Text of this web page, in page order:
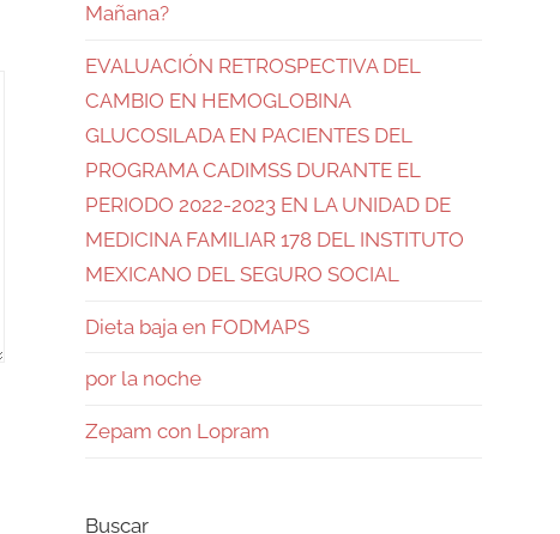
Mañana?
EVALUACIÓN RETROSPECTIVA DEL
CAMBIO EN HEMOGLOBINA
GLUCOSILADA EN PACIENTES DEL
PROGRAMA CADIMSS DURANTE EL
PERIODO 2022-2023 EN LA UNIDAD DE
MEDICINA FAMILIAR 178 DEL INSTITUTO
MEXICANO DEL SEGURO SOCIAL
Dieta baja en FODMAPS
por la noche
Zepam con Lopram
Buscar